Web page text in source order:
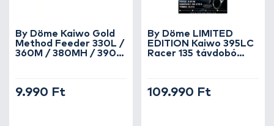
By Döme Kaiwo Gold
Method Feeder 330L /
360M / 380MH / 390H
9.990 Ft
By Döme LIMITED
EDITION Kaiwo 395LC
Racer 135 távdobó
109.990 Ft